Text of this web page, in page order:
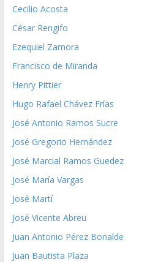
Cecilio Acosta
César Rengifo
Ezequiel Zamora
Francisco de Miranda
Henry Pittier
Hugo Rafael Chávez Frías
José Antonio Ramos Sucre
José Gregorio Hernández
José Marcial Ramos Guedez
José María Vargas
José Martí
José Vicente Abreu
Juan Antonio Pérez Bonalde
Juan Bautista Plaza